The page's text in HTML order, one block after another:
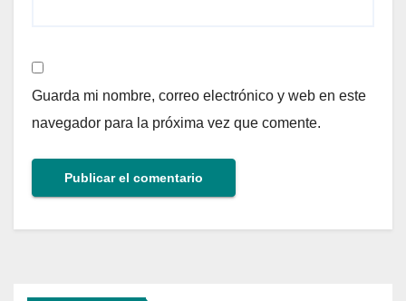
Guarda mi nombre, correo electrónico y web en este
navegador para la próxima vez que comente.